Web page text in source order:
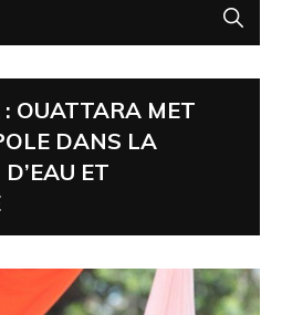
: OUATTARA MET
DANS LA
ET